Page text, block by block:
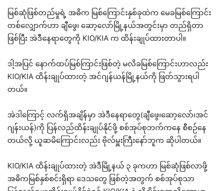
မြစ်ဆုံဖြစ်တည်မှုရဲ့ အဓိက မြစ်ကြောင်းနှစ်ခုထဲက မေခမြစ်ကြောင်း
တစ်လျှောက်ဟာ ချီဖွေ၊ ဆော့လော်မြို့နယ်အတွင်းမှာ တည်ရှိတာ
ဖြစ်ပြီး အဲဒီနေရာတွေကို KIO/KIA က ထိန်းချုပ်ထားတာပါ။
ဒါ့အပြင် နောက်ထပ်မြစ်ကြာင်းဖြစ်တဲ့ မလိခမြစ်ကြောင်းဟာလည်း
KIO/KIA ထိန်းချုပ်ထားတဲ့ အင်ဂျန်ယန်မြို့နယ်ကို ဖြတ်သွားရပါ
တယ်။
အဲဒါကြောင့် လက်ရှိအချိန်မှာ အဲဒီနေရာတွေ(ချီဖွေ၊ဆော့လော်၊အင်
ဂျန်းယန်)ကို ပြန်လည်ထိန်းချုပ်နိုင်ဖို့ စစ်အုပ်စုဘက်ကနေ စီစဉ်နေ
တယ်လို့ ယူဆမိကြောင်းလည်း ဗိုလ်မှူးကြီးနော်ဘူက ဆိုပါတယ်။
KIO/KIA ထိန်းချုပ်ထားတဲ့ အဲဒီမြို့နယ် ၃ ခုကဟာ မြစ်ဆုံဖြစ်လာဖို့
အဓိကမြစ်နှစ်စင်းရှိရာ ဒေသတွေ ဖြစ်တဲ့အတွက် စစ်အုပ်စုသာ